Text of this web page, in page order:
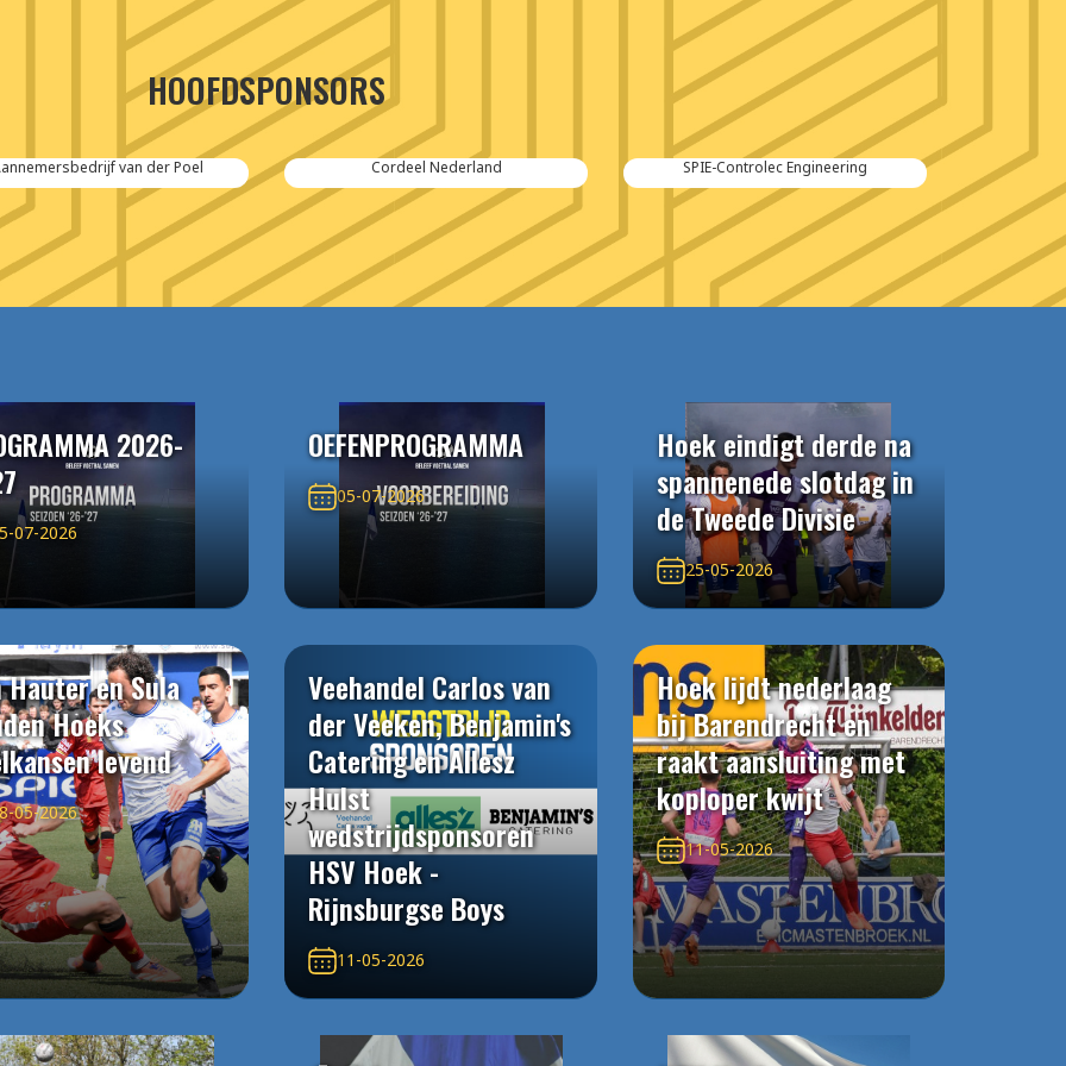
HOOFDSPONSORS
van der Poel Cordeel Nederland SPIE-Controlec Engineering
2026-
07-2026
OEFENPROGRAMMA
05-07-2026
Hoek eindigt derde na
spannenede slotdag in
de Tweede Divisie
25-05-2026
Hauter en Sula
Hoeks
levend
05-2026
Veehandel Carlos van
der Veeken, Benjamin's
Catering en Allesz
Hulst
wedstrijdsponsoren
HSV Hoek -
Rijnsburgse Boys
11-05-2026
Hoek lijdt nederlaag
bij Barendrecht en
raakt aansluiting met
koploper kwijt
11-05-2026